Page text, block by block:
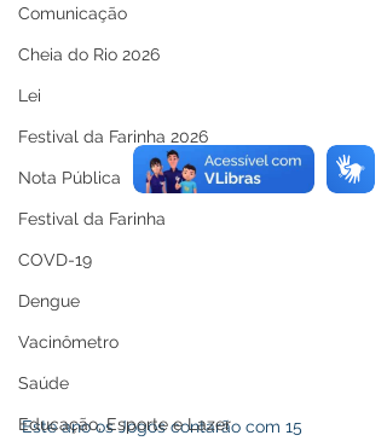
Comunicação
Cheia do Rio 2026
Lei
Festival da Farinha 2026
Nota Pública
Festival da Farinha
COVD-19
Dengue
Vacinômetro
Saúde
Educação, Esporte e Lazer
Este ano os Jogos contarão com 15